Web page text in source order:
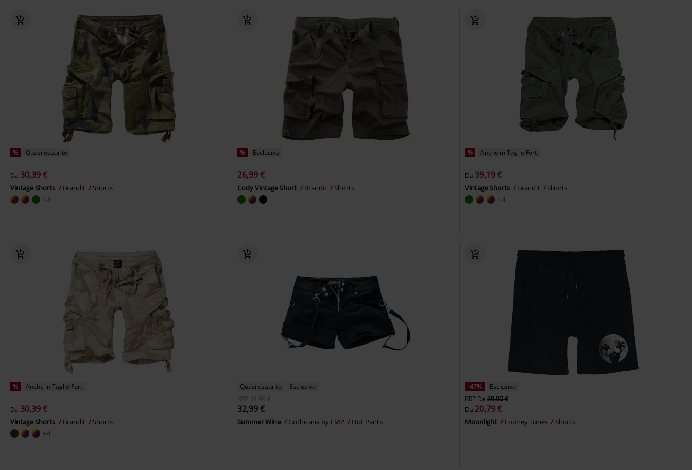
% Quasi esaurito
Da 30,39 €
Vintage Shorts Brandit Shorts
+4
% Esclusiva
26,99 €
Cody Vintage Short Brandit Shorts
% Anche in Taglie Forti
Da 39,19 €
Vintage Shorts Brandit Shorts
+4
% Anche in Taglie Forti
Da 30,39 €
Vintage Shorts Brandit Shorts
+4
Quasi esaurito
Esclusiva
RRP
34,99 €
32,99 €
Summer Wine Gothicana by EMP Hot Pants
-47%
Esclusiva
RRP Da 39,90 €
Da 20,79 €
Moonlight Looney Tunes Shorts